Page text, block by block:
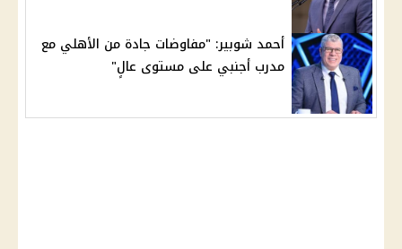
أحمد شوبير: "مفاوضات جادة من الأهلي مع
مدرب أجنبي على مستوى عالٍ"